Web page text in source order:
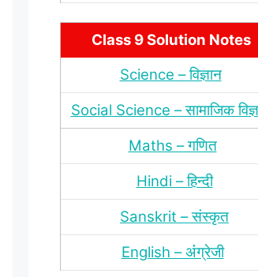
Class 9 Solution Notes
Science – विज्ञान
Social Science – सामाजिक
Maths – गणित
Hindi – हिन्‍दी
Sanskrit – संस्‍कृत
English – अंंग्रेजी